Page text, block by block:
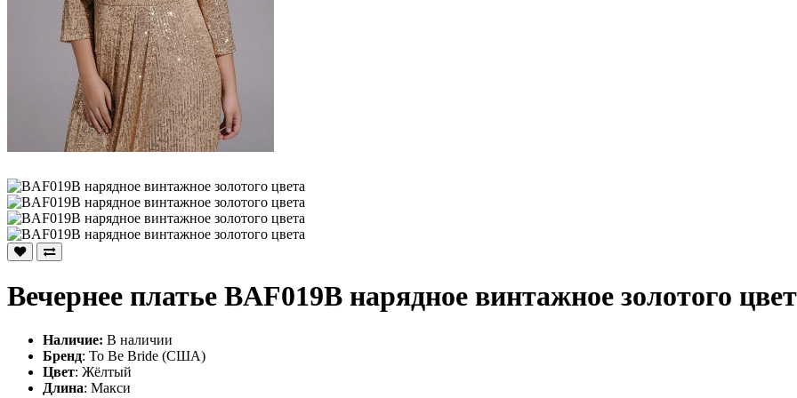
Вечернее платье BAF019B нарядное винтажное золотого
Наличие: В наличии
Бренд: To Be Bride (США)
Цвет: Жёлтый
Длина: Макси